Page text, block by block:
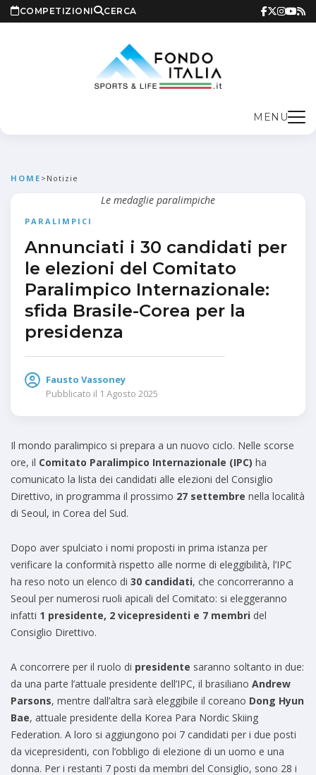
COMPETIZIONI CERCA
MENU
HOME > Notizie
PARALIMPICI
Annunciati i 30 candidati per
le elezioni del Comitato
Paralimpico Internazionale:
sfida Brasile-Corea per la
presidenza
Fausto Vassoney
Pubblicato il 1 Agosto 2025
Le medaglie paralimpiche
Il mondo paralimpico si prepara a un nuovo ciclo. Nelle scorse
ore, il Comitato Paralimpico Internazionale (IPC) ha
comunicato la lista dei candidati alle elezioni del Consiglio
Direttivo, in programma il prossimo 27 settembre nella località
di Seoul, in Corea del Sud.
Dopo aver spulciato i nomi proposti in prima istanza per
verificare la conformità rispetto alle norme di eleggibilità, l’IPC
ha reso noto un elenco di 30 candidati, che concorreranno a
Seoul per numerosi ruoli apicali del Comitato: si eleggeranno
infatti 1 presidente, 2 vicepresidenti e 7 membri del
Consiglio Direttivo.
A concorrere per il ruolo di presidente saranno soltanto in due:
da una parte l’attuale presidente dell’IPC, il brasiliano Andrew
Parsons, mentre dall’altra sarà eleggibile il coreano Dong Hyun
Bae, attuale presidente della Korea Para Nordic Skiing
Federation. A loro si aggiungono poi 7 candidati per i due posti
da vicepresidenti, con l’obbligo di elezione di un uomo e una
donna. Per i restanti 7 posti da membri del Consiglio, sono 28 i